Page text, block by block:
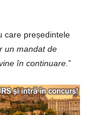
care președintele
un mandat de
în continuare. ”